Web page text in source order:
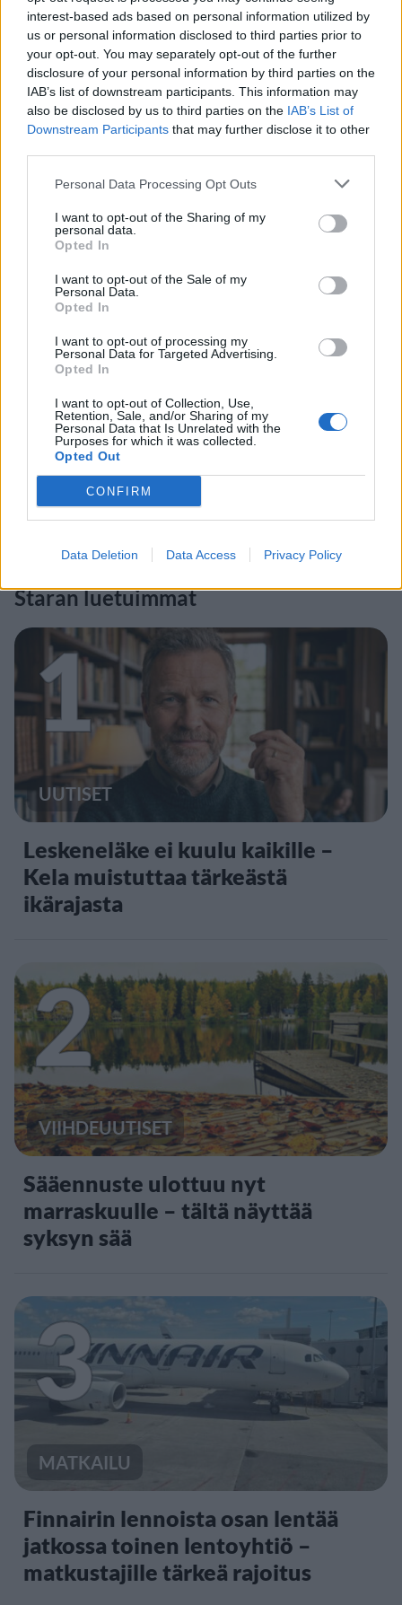
interest-based ads based on personal information utilized by
us or personal information disclosed to third parties prior to
your opt-out. You may separately opt-out of the further
disclosure of your personal information by third parties on the
IAB’s list of downstream participants. This information may
also be disclosed by us to third parties on the IAB’s List of
Downstream Participants that may further disclose it to other
Personal Data Processing Opt Outs
I want to opt-out of the Sharing of my
personal data.
Opted In
I want to opt-out of the Sale of my
Personal Data.
Opted In
I want to opt-out of processing my
Personal Data for Targeted Advertising.
Opted In
I want to opt-out of Collection, Use,
Retention, Sale, and/or Sharing of my
Personal Data that Is Unrelated with the
Purposes for which it was collected.
Opted Out
CONFIRM
Data Deletion Data Access Privacy Policy
Staran luetuimmat
1
UUTISET
Leskeneläke ei kuulu kaikille –
Kela muistuttaa tärkeästä
ikärajasta
2
VIIHDEUUTISET
Sääennuste ulottuu nyt
marraskuulle – tältä näyttää
syksyn sää
3
MATKAILU
Finnairin lennoista osan lentää
jatkossa toinen lentoyhtiö –
matkustajille tärkeä rajoitus